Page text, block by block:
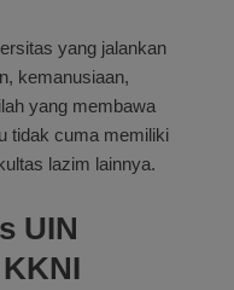
yang jalankan
kemanusiaan,
yang membawa
tidak cuma memiliki
lazim lainnya.
UIN